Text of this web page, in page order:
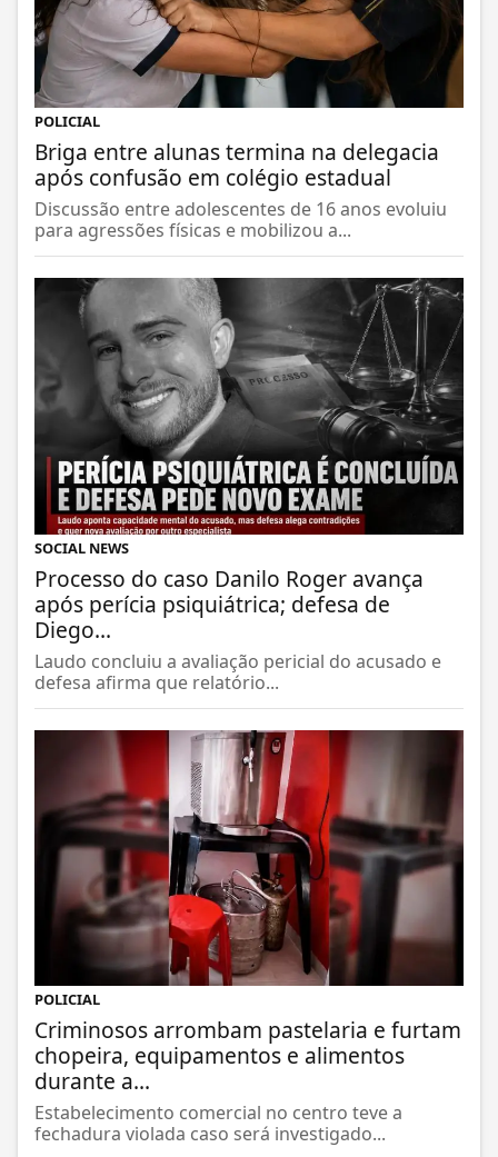
POLICIAL
Briga entre alunas termina na delegacia
após confusão em colégio estadual
Discussão entre adolescentes de 16 anos evoluiu
para agressões físicas e mobilizou a...
SOCIAL NEWS
Processo do caso Danilo Roger avança
após perícia psiquiátrica; defesa de
Diego...
Laudo concluiu a avaliação pericial do acusado e
defesa afirma que relatório...
POLICIAL
Criminosos arrombam pastelaria e furtam
chopeira, equipamentos e alimentos
durante a...
Estabelecimento comercial no centro teve a
fechadura violada caso será investigado...